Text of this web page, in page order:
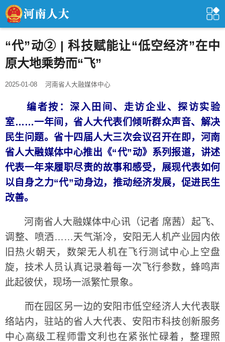
“代”动② | 科技赋能让“低空经济”在中
原大地乘势而“飞”
2025-01-08 河南省人大融媒体中心
编者按：深入田间、走访企业、探访实验
室……一年间，省人大代表们倾听群众声音、解决
民生问题。省十四届人大三次会议召开在即，河南
省人大融媒体中心推出《“代”动》系列报道，讲述
代表一年来履职尽责的故事和感受，展现代表如何
以自身之力“代”动身边，推动经济发展，促进民生
改善。
河南省人大融媒体中心讯（记者 席茜）起飞、
调整、喷洒……天气渐冷，安阳无人机产业园内依
旧热火朝天，数架无人机在飞行测试中心上空盘
旋，技术人员认真记录着每一次飞行参数，蜂鸣声
此起彼伏，现场一派繁忙景象。
而在园区另一边的安阳市低空经济人大代表联
络站内，驻站的省人大代表、安阳市科技创新服务
中心高级工程师雷文利也在紧张忙碌着，整理照